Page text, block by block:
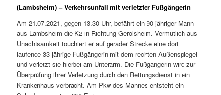
(Lambsheim) – Verkehrsunfall mit verletzter Fußgängerin
Am 21.07.2021, gegen 13.30 Uhr, befährt ein 90-jähriger Mann
aus Lambsheim die K2 in Richtung Gerolsheim. Vermutlich aus
Unachtsamkeit touchiert er auf gerader Strecke eine dort
laufende 33-jährige Fußgängerin mit dem rechten Außenspiegel
und verletzt sie hierbei am Unterarm. Die Fußgängerin wird zur
Überprüfung ihrer Verletzung durch den Rettungsdienst in ein
Krankenhaus verbracht. Am Pkw des Mannes entsteht ein